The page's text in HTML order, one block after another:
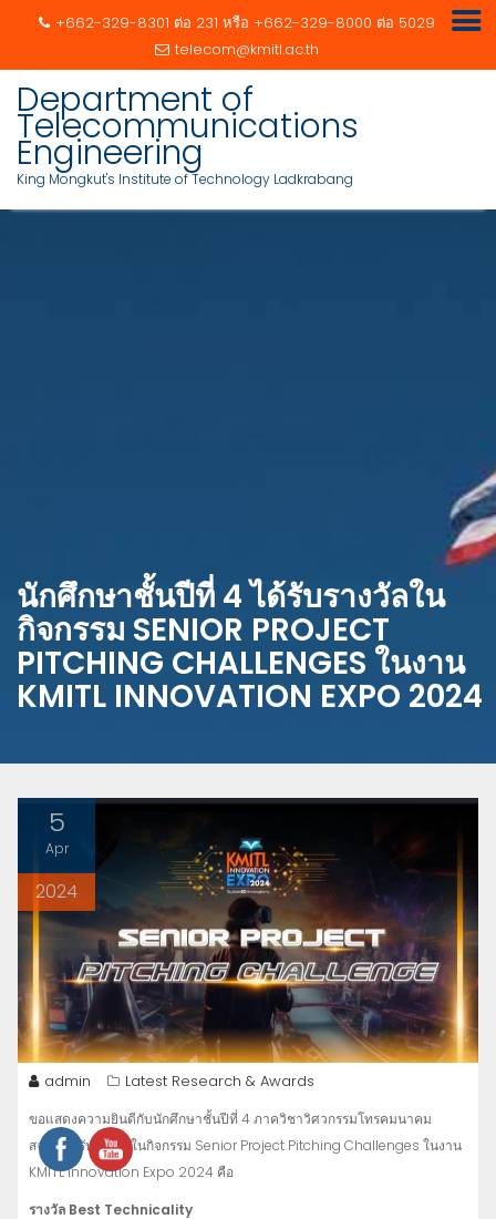
+662-329-8301 ต่อ 231 หรือ +662-329-8000 ต่อ 5029
telecom@kmitl.ac.th
Department of
Telecommunications
Engineering
King Mongkut's Institute of Technology Ladkrabang
นักศึกษาชั้นปีที่ 4 ได้รับรางวัลใน
กิจกรรม SENIOR PROJECT
PITCHING CHALLENGES ในงาน
KMITL INNOVATION EXPO 2024
5
Apr
2024
admin Latest Research & Awards
ขอแสดงความยินดีกับนักศึกษาชั้นปีที่ 4 ภาควิชาวิศวกรรมโทรคมนาคม
สจล.ที่ได้รับรางวัลในกิจกรรม Senior Project Pitching Challenges ในงาน
KMITL Innovation Expo 2024 คือ
รางวัล Best Technicality